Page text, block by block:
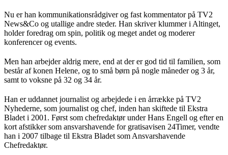
Nu er han kommunikationsrådgiver og fast kommentator på TV2
News&Co og utallige andre steder. Han skriver klummer i Altinget,
holder foredrag om spin, politik og meget andet og moderer
konferencer og events.
Men han arbejder aldrig mere, end at der er god tid til familien, som
består af konen Helene, og to små børn på nogle måneder og 3 år,
samt to voksne på 32 og 34 år.
Han er uddannet journalist og arbejdede i en årrække på TV2
Nyhederne, som journalist og chef, inden han skiftede til Ekstra
Bladet i 2001. Først som chefredaktør under Hans Engell og efter en
kort afstikker som ansvarshavende for gratisavisen 24Timer, vendte
han i 2007 tilbage til Ekstra Bladet som Ansvarshavende
Chefredaktør.